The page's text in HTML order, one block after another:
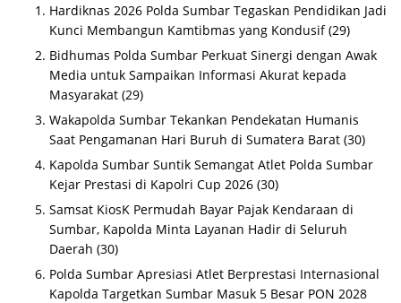
Hardiknas 2026 Polda Sumbar Tegaskan Pendidikan Jadi
Kunci Membangun Kamtibmas yang Kondusif (29)
Bidhumas Polda Sumbar Perkuat Sinergi dengan Awak
Media untuk Sampaikan Informasi Akurat kepada
Masyarakat (29)
Wakapolda Sumbar Tekankan Pendekatan Humanis
Saat Pengamanan Hari Buruh di Sumatera Barat (30)
Kapolda Sumbar Suntik Semangat Atlet Polda Sumbar
Kejar Prestasi di Kapolri Cup 2026 (30)
Samsat KiosK Permudah Bayar Pajak Kendaraan di
Sumbar, Kapolda Minta Layanan Hadir di Seluruh
Daerah (30)
Polda Sumbar Apresiasi Atlet Berprestasi Internasional
Kapolda Targetkan Sumbar Masuk 5 Besar PON 2028